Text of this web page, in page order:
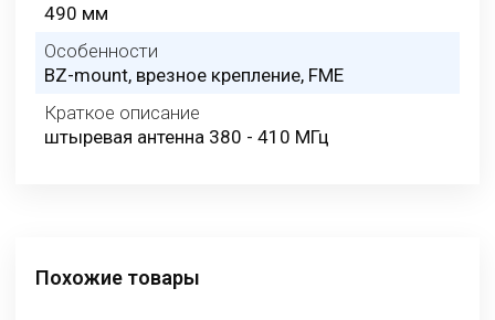
490 мм
Особенности
BZ-mount, врезное крепление, FME
Краткое описание
штыревая антенна 380 - 410 МГц
Похожие товары